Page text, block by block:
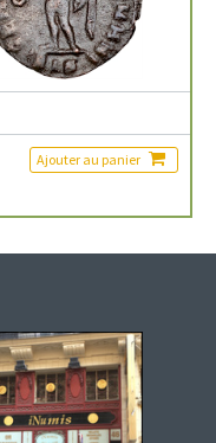
Ajouter au panier